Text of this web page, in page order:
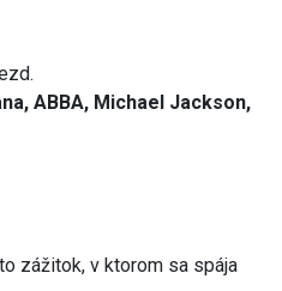
ABBA, Michael Jackson,
zážitok, v ktorom sa spája